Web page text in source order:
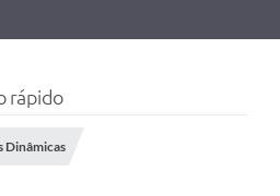
rápido
Dinâmicas